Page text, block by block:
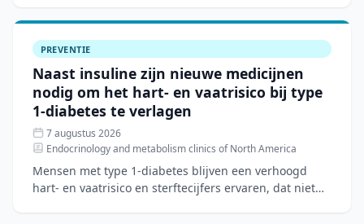
receptorantagoniste
PREVENTIE
Naast insuline zijn nieuwe medicijnen
nodig om het hart- en vaatrisico bij type
1-diabetes te verlagen
7 augustus 2026
Endocrinology and metabolism clinics of North America
Mensen met type 1-diabetes blijven een verhoogd
hart- en vaatrisico en sterftecijfers ervaren, dat niet